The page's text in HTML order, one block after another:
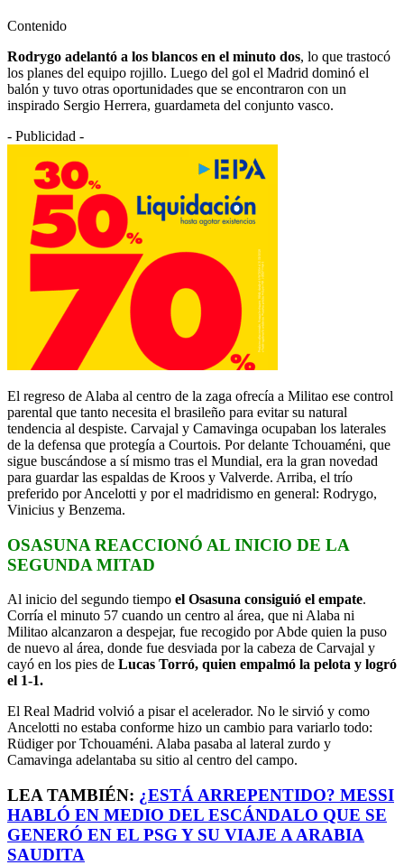
Contenido
Rodrygo adelantó a los blancos en el minuto dos, lo que trastocó
los planes del equipo rojillo. Luego del gol el Madrid dominó el
balón y tuvo otras oportunidades que se encontraron con un
inspirado Sergio Herrera, guardameta del conjunto vasco.
- Publicidad -
El regreso de Alaba al centro de la zaga ofrecía a Militao ese control
parental que tanto necesita el brasileño para evitar su natural
tendencia al despiste. Carvajal y Camavinga ocupaban los laterales
de la defensa que protegía a Courtois. Por delante Tchouaméni, que
sigue buscándose a sí mismo tras el Mundial, era la gran novedad
para guardar las espaldas de Kroos y Valverde. Arriba, el trío
preferido por Ancelotti y por el madridismo en general: Rodrygo,
Vinicius y Benzema.
OSASUNA REACCIONÓ AL INICIO DE LA
SEGUNDA MITAD
Al inicio del segundo tiempo el Osasuna consiguió el empate.
Corría el minuto 57 cuando un centro al área, que ni Alaba ni
Militao alcanzaron a despejar, fue recogido por Abde quien la puso
de nuevo al área, donde fue desviada por la cabeza de Carvajal y
cayó en los pies de Lucas Torró, quien empalmó la pelota y logró
el 1-1.
El Real Madrid volvió a pisar el acelerador. No le sirvió y como
Ancelotti no estaba conforme hizo un cambio para variarlo todo:
Rüdiger por Tchouaméni. Alaba pasaba al lateral zurdo y
Camavinga adelantaba su sitio al centro del campo.
LEA TAMBIÉN: ¿ESTÁ ARREPENTIDO? MESSI
HABLÓ EN MEDIO DEL ESCÁNDALO QUE SE
GENERÓ EN EL PSG Y SU VIAJE A ARABIA
SAUDITA